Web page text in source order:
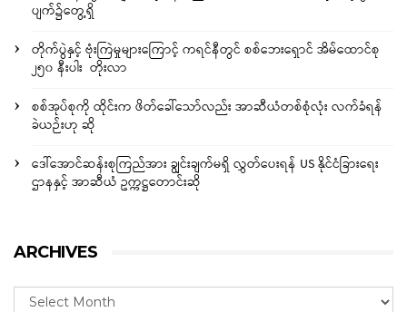
ပျက်၌တွေ့ရှိ
တိုက်ပွဲနှင့် ဗုံးကြဲမှုများကြောင့် ကရင်နီတွင် စစ်ဘေးရှောင် အိမ်ထောင်စု
၂၅၀ နီးပါး တိုးလာ
စစ်အုပ်စုကို ထိုင်းက ဖိတ်ခေါ်သော်လည်း အာဆီယံတစ်စုံလုံး လက်ခံရန်
ခဲယဉ်းဟု ဆို
ဒေါ်အောင်ဆန်းစုကြည်အား ချွင်းချက်မရှိ လွှတ်ပေးရန် US နိုင်ငံခြားရေး
ဌာနနှင့် အာဆီယံ ဥက္ကဋ္ဌတောင်းဆို
ARCHIVES